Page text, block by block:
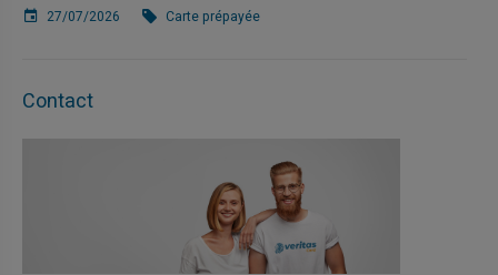
27/07/2026 Carte prépayée
Contact